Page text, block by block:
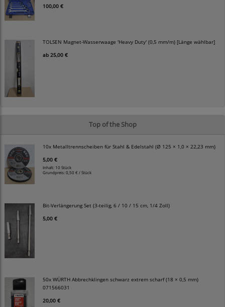
100,00 €
TOLSEN Magnet-Wasserwaage 'Heavy Duty' (0,5 mm/m) [Länge wählbar]
ab 25,00 €
Top of the Shop
10x Metalltrennscheiben für Stahl & Edelstahl (Ø 125 × 1,0 × 22,23 mm)
5,00 €
Inhalt: 10 Stück
Grundpreis:0,50 € / Stück
Bit-Verlängerung Set (3-teilig, 6 / 10 / 15 cm, 1/4 Zoll)
5,00 €
50x WÜRTH Abbrechklingen schwarz extrem scharf (18 × 0,5 mm)
071566031
20,00 €